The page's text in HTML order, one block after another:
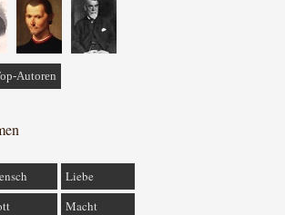
Autoren
Liebe
Macht